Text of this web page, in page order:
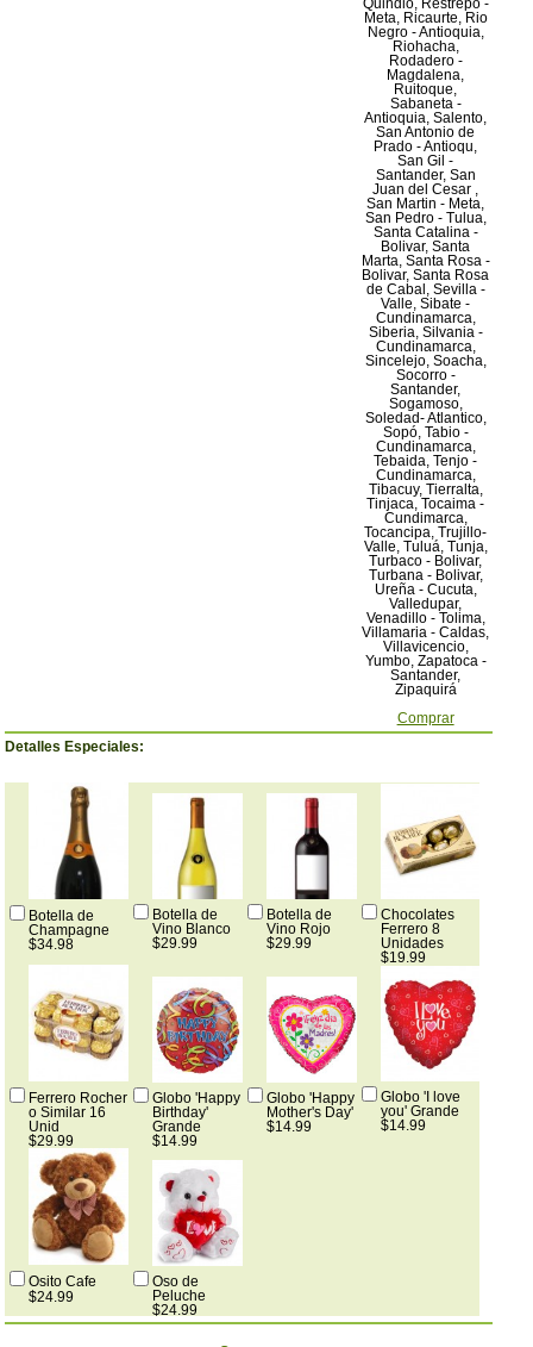
Quindio, Restrepo -
Meta, Ricaurte, Rio
Negro - Antioquia,
Riohacha,
Rodadero -
Magdalena,
Ruitoque,
Sabaneta -
Antioquia, Salento,
San Antonio de
Prado - Antioqu,
San Gil -
Santander, San
Juan del Cesar ,
San Martin - Meta,
San Pedro - Tulua,
Santa Catalina -
Bolivar, Santa
Marta, Santa Rosa -
Bolivar, Santa Rosa
de Cabal, Sevilla -
Valle, Sibate -
Cundinamarca,
Siberia, Silvania -
Cundinamarca,
Sincelejo, Soacha,
Socorro -
Santander,
Sogamoso,
Soledad- Atlantico,
Sopó, Tabio -
Cundinamarca,
Tebaida, Tenjo -
Cundinamarca,
Tibacuy, Tierralta,
Tinjaca, Tocaima -
Cundimarca,
Tocancipa, Trujillo-
Valle, Tuluá, Tunja,
Turbaco - Bolivar,
Turbana - Bolivar,
Ureña - Cucuta,
Valledupar,
Venadillo - Tolima,
Villamaria - Caldas,
Villavicencio,
Yumbo, Zapatoca -
Santander,
Zipaquirá
Comprar
Detalles Especiales:
Botella de
Champagne
$34.98
Botella de
Vino Blanco
$29.99
Botella de
Vino Rojo
$29.99
Chocolates
Ferrero 8
Unidades
$19.99
Ferrero Rocher
o Similar 16
Unid
$29.99
Globo 'Happy
Birthday'
Grande
$14.99
Globo 'Happy
Mother's Day'
$14.99
Globo 'I love
you' Grande
$14.99
Osito Cafe
$24.99
Oso de
Peluche
$24.99